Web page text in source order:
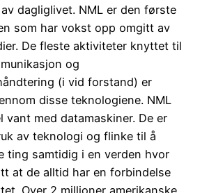
dagliglivet. NML er den første
som har vokst opp omgitt av
De fleste aktiviteter knyttet til
og
(i vid forstand) er
disse teknologiene. NML
vant med datamaskiner. De er
av teknologi og flinke til å
ting samtidig i en verden hvor
at de alltid har en forbindelse